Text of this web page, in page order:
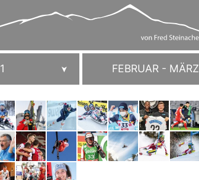
JAHRBUCH
FEBRUAR - MÄRZ